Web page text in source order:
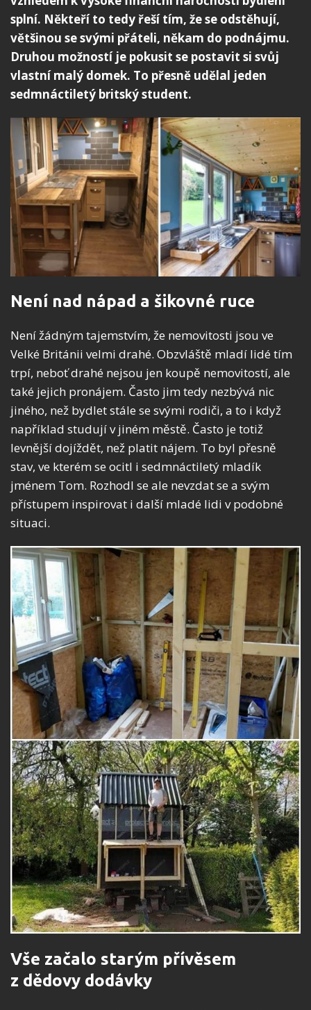
splní. Někteří to tedy řeší tím, že se odstěhují,
většinou se svými přáteli, někam do podnájmu.
Druhou možností je pokusit se postavit si svůj
vlastní malý domek. To přesně udělal jeden
sedmnáctiletý britský student.
Není nad nápad a šikovné ruce
Není žádným tajemstvím, že nemovitosti jsou ve
Velké Británii velmi drahé. Obzvláště mladí lidé tím
trpí, neboť drahé nejsou jen koupě nemovitostí, ale
také jejich pronájem. Často jim tedy nezbývá nic
jiného, než bydlet stále se svými rodiči, a to i když
například studují v jiném městě. Často je totiž
levnější dojíždět, než platit nájem. To byl přesně
stav, ve kterém se ocitl i sedmnáctiletý mladík
jménem Tom. Rozhodl se ale nevzdat se a svým
přístupem inspirovat i další mladé lidi v podobné
situaci.
Vše začalo starým přívěsem
z dědovy dodávky